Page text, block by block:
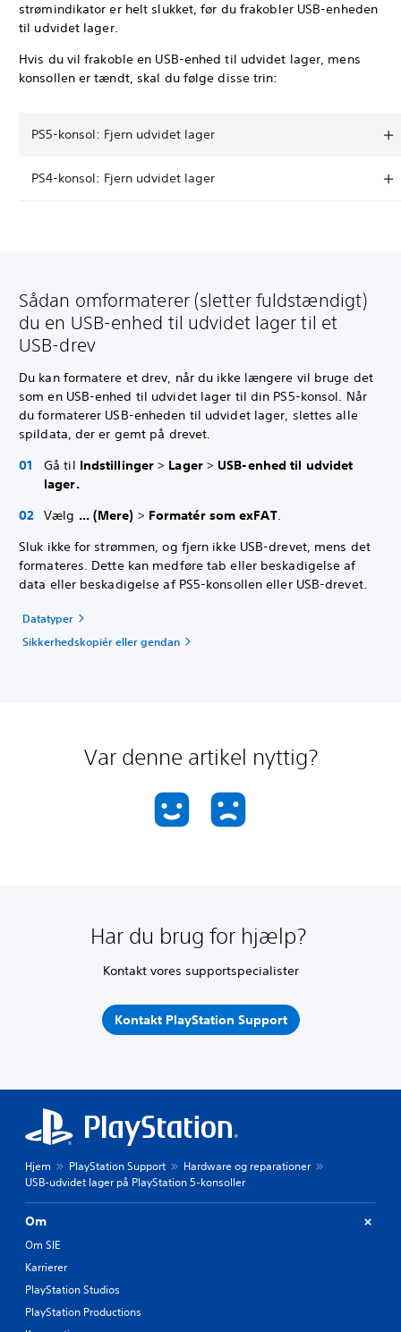
strømindikator er helt slukket, før du frakobler USB-enheden
til udvidet lager.
Hvis du vil frakoble en USB-enhed til udvidet lager, mens
konsollen er tændt, skal du følge disse trin:
PS5-konsol: Fjern udvidet lager
PS4-konsol: Fjern udvidet lager
Sådan omformaterer (sletter fuldstændigt)
du en USB-enhed til udvidet lager til et
USB-drev
Du kan formatere et drev, når du ikke længere vil bruge det
som en USB-enhed til udvidet lager til din PS5-konsol. Når
du formaterer USB-enheden til udvidet lager, slettes alle
spildata, der er gemt på drevet.
Gå til Indstillinger> Lager > USB-enhed til udvidet
lager.
Vælg ... (Mere) > Formatér som exFAT.
Sluk ikke for strømmen, og fjern ikke USB-drevet, mens det
formateres. Dette kan medføre tab eller beskadigelse af
data eller beskadigelse af PS5-konsollen eller USB-drevet.
Datatyper
Sikkerhedskopiér eller gendan
Var denne artikel nyttig?
Har du brug for hjælp?
Kontakt vores supportspecialister
Kontakt PlayStation Support
Hjem PlayStation Support
Hardware og reparationer
USB-udvidet lager på PlayStation 5-konsoller
Om
Om SIE
Karrierer
PlayStation Studios
PlayStation Productions